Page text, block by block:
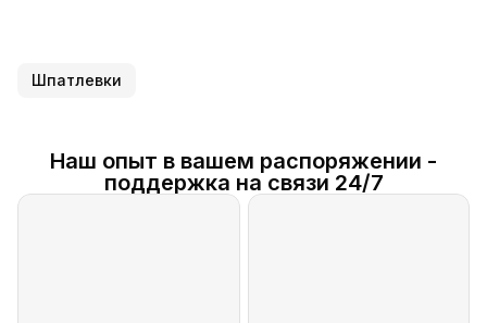
Шпатлевки
Наш опыт в вашем распоряжении -
поддержка на связи 24/7